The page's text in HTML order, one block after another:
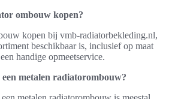
ombouw kopen?
kopen bij vmb-radiatorbekleding.nl,
beschikbaar is, inclusief op maat
handige opmeetservice.
metalen radiatorombouw?